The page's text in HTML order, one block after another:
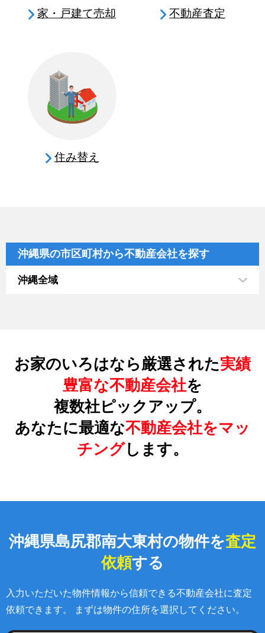
家・戸建て売却 不動産査定
住み替え
沖縄県の市区町村から不動産会社を探す
沖縄全域
お家のいろはなら厳選された実績
豊富な不動産会社を
複数社ピックアップ。
あなたに最適な不動産会社をマッ
チングします。
沖縄県島尻郡南大東村の物件を査定
依頼する
入力いただいた物件情報から信頼できる不動産会社に査定
依頼できます。 まずは物件の住所を選択してください。